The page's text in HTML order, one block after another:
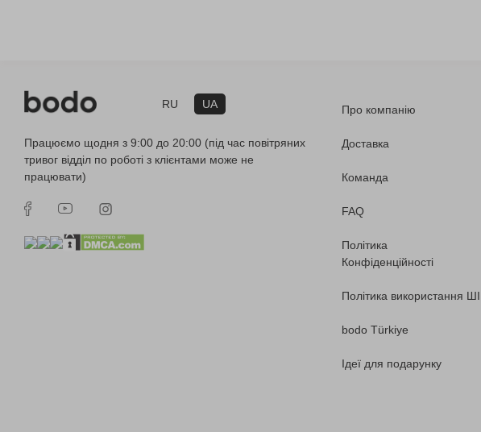
RU UA
Працюємо щодня з 9:00 до 20:00 (під час повітряних
тривог відділ по роботі з клієнтами може не
працювати)
Про компанію
Доставка
Команда
FAQ
Політика
Конфіденційності
Політика використання ШІ
bodo Türkiye
Ідеї для подарунку